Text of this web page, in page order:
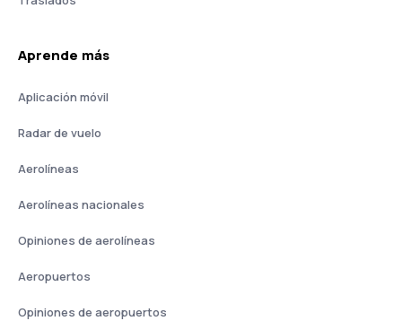
Aprende más
Aplicación móvil
Radar de vuelo
Aerolíneas
Aerolíneas nacionales
Opiniones de aerolíneas
Aeropuertos
Opiniones de aeropuertos